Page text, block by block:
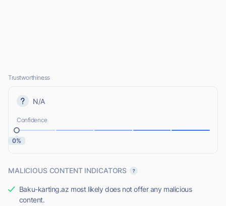
Trustworthiness
N/A
Confidence
0%
MALICIOUS CONTENT INDICATORS
Baku-karting.az most likely does not offer any malicious
content.